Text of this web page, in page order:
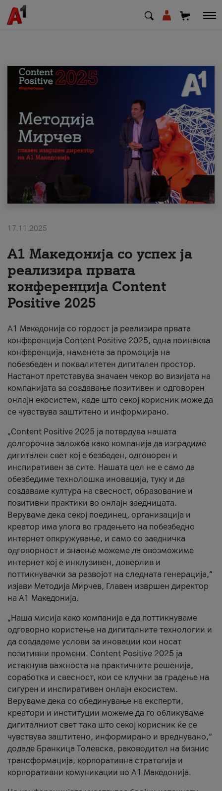
МК EN
Приватни Деловни
Поддршка
Надополни кредит
#ПодобарОнлајн
17.11.2025
А1 Македонија со успех ја
реализира првата
конференција Content
Positive 2025
А1 Македонија со гордост ја реализира првата
конференција Content Positive 2025, една поинаква
конференција, наменета за промоција на
побезбеден и поквалитетен дигитален простор.
Настанот претставува значаен чекор во визијата на
компанијата за создавање позитивен и одговорен
онлајн екосистем, каде што секој корисник може да
се чувствува заштитено и информирано.
„Content Positive 2025 ја потврдува нашата
долгорочна заложба како компанија да изградиме
дигитален свет кој е безбеден, одговорен и
инспиративен за сите. Нашата цел не е само да
обезбедиме технолошка иновација, туку и да
создаваме култура на свесност, образование и
позитивни практики во онлајн заедницата.
Веруваме дека секој поединец, организација и
креатор има улога во градењето на побезбедно
интернет опкружување, и само со заедничка
одговорност и знаење можеме да овозможиме
интернет кој е инклузивен, доверлив и
поттикнувачки за развојот на следната генерација,“
изјави Методија Мирчев, Главен извршен директор
на А1 Македонија.
„Наша мисија како компанија е да поттикнуваме
одговорно користење на дигиталните технологии и
да создадеме услови за иновации кои носат
позитивни промени. Content Positive 2025 ја
истакнува важноста на практичните решенија,
соработка и свесност, кои се клучни за градење на
сигурен и инспиративен онлајн екосистем.
Веруваме дека со обединување на експерти,
креатори и институции можеме да го обликуваме
дигиталниот свет така што секој корисник ќе се
чувствува заштитено, информирано и вреднувано,“
додаде Бранкица Толевска, раководител на бизнис
трансформација, корпоративна стратегија и
корпоративни комуникации во А1 Македонија.